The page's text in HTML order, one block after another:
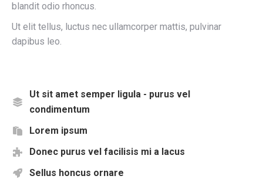
blandit odio rhoncus.
Ut elit tellus, luctus nec ullamcorper mattis, pulvinar
dapibus leo.
Ut sit amet semper ligula - purus vel
condimentum
Lorem ipsum
Donec purus vel facilisis mi a lacus
Sellus honcus ornare